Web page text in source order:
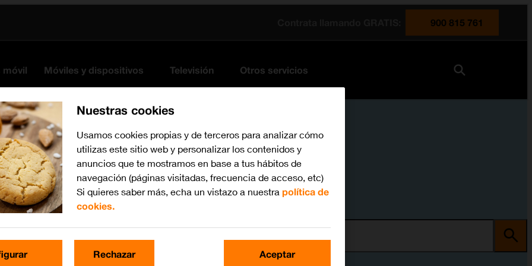
900 815 761
móvil Móviles y dispositivos Televisión Otros servicios
Nuestras cookies
Usamos cookies propias y de terceros para analizar cómo
utilizas este sitio web y personalizar los contenidos y
anuncios que te mostramos en base a tus hábitos de
navegación (páginas visitadas, frecuencia de acceso, etc)
Si quieres saber más, echa un vistazo a nuestra política de
cookies.
Rechazar Aceptar